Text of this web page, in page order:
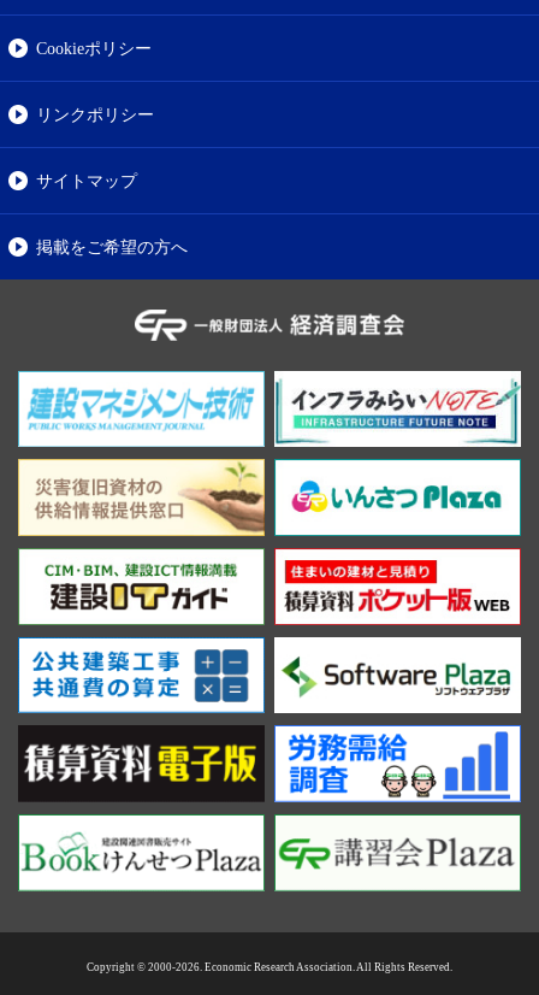
Cookieポリシー
リンクポリシー
サイトマップ
掲載をご希望の方へ
Copyright © 2000-2026. Economic Research Association. All Rights Reserved.